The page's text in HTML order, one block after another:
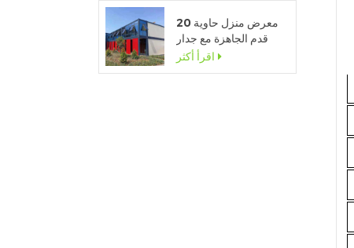
معرض منزل حاوية 20
قدم الجاهزة مع جدار
زجاجي
اقرأ أكثر